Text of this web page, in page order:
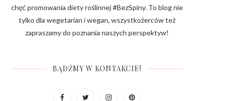
chęć promowania diety roślinnej #BezSpiny. To blog nie
tylko dla wegetarian i wegan, wszystkożerców też
zapraszamy do poznania naszych perspektyw!
BĄDŹMY W KONTAKCIE!